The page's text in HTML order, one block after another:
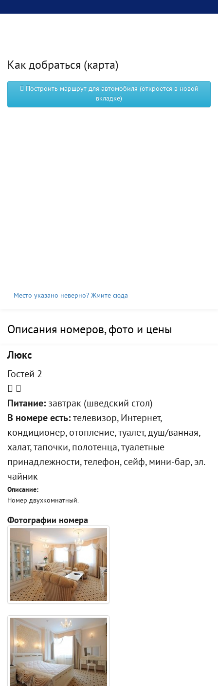
Как добраться (карта)
Построить маршрут для автомобиля (откроется в новой
вкладке)
Место указано неверно? Жмите сюда
Описания номеров, фото и цены
Люкс
Гостей 2
Питание: завтрак (шведский стол)
В номере есть: телевизор, Интернет,
кондиционер, отопление, туалет, душ/ванная,
халат, тапочки, полотенца, туалетные
принадлежности, телефон, сейф, мини-бар, эл.
чайник
Описание:
Номер двухкомнатный.
Фотографии номера